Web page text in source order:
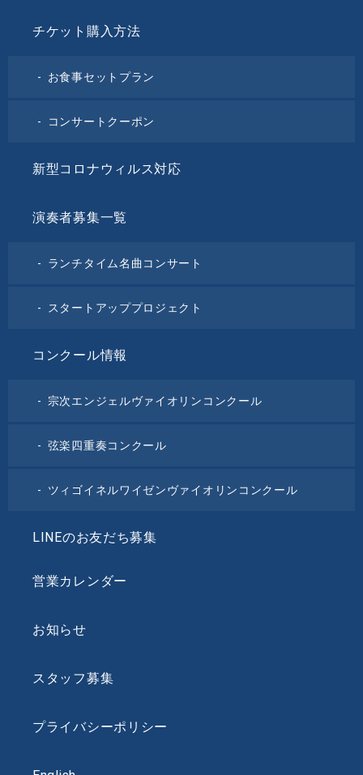
チケット購入方法
お食事セットプラン
コンサートクーポン
新型コロナウィルス対応
演奏者募集一覧
ランチタイム名曲コンサート
スタートアッププロジェクト
コンクール情報
宗次エンジェルヴァイオリンコンクール
弦楽四重奏コンクール
ツィゴイネルワイゼンヴァイオリンコンクール
LINEのお友だち募集
営業カレンダー
お知らせ
スタッフ募集
プライバシーポリシー